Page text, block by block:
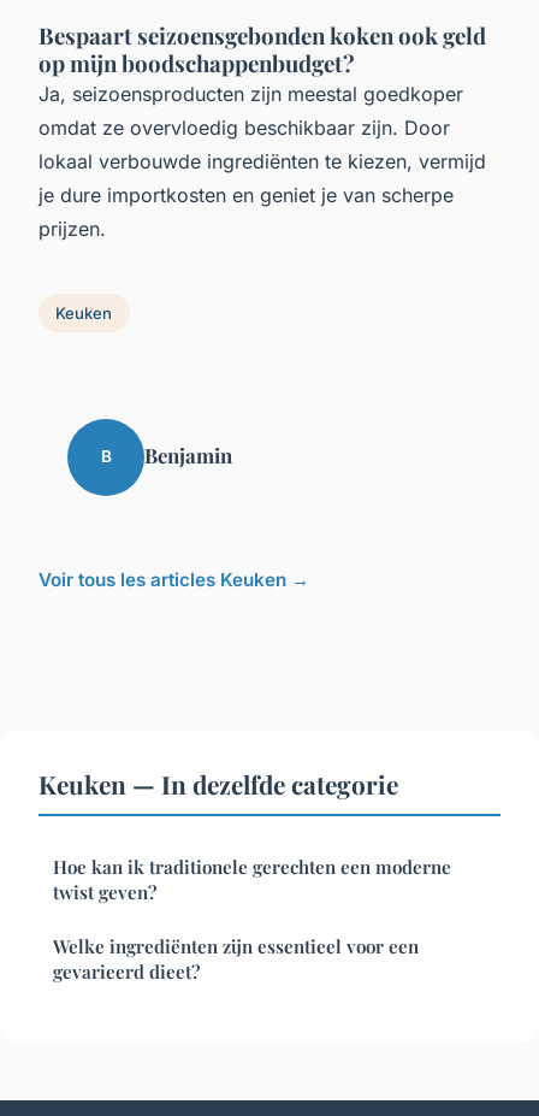
Bespaart seizoensgebonden koken ook geld
op mijn boodschappenbudget?
Ja, seizoensproducten zijn meestal goedkoper
omdat ze overvloedig beschikbaar zijn. Door
lokaal verbouwde ingrediënten te kiezen, vermijd
je dure importkosten en geniet je van scherpe
prijzen.
Keuken
B Benjamin
Voir tous les articles Keuken →
Keuken — In dezelfde categorie
Hoe kan ik traditionele gerechten een moderne
twist geven?
Welke ingrediënten zijn essentieel voor een
gevarieerd dieet?